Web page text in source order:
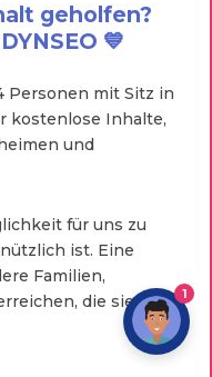
geholfen?
💙
Personen mit Sitz in
kostenlose Inhalte,
und
für uns zu
ist. Eine
Familien,
die sie
1